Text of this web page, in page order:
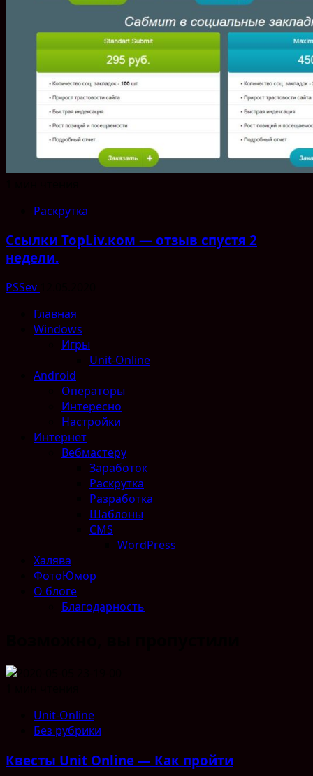
Раскрутка
Ссылки TopLiv.ком — отзыв спустя 2
недели.
PSSev
Главная
Windows
Игры
Unit-Online
Android
Операторы
Интересно
Настройки
Интернет
Вебмастеру
Заработок
Раскрутка
Разработка
Шаблоны
CMS
WordPress
Халява
ФотоЮмор
О блоге
Благодарность
Unit-Online
Без рубрики
Квесты Unit Online — Как пройти